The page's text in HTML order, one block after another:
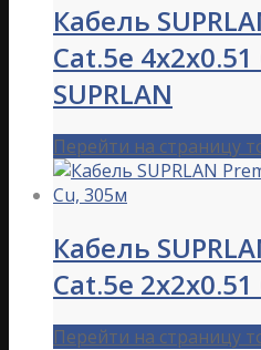
Кабель
Cat.5e
SUPRLAN
Перейти на страницу
Кабель
Cat.5e
Перейти на страницу